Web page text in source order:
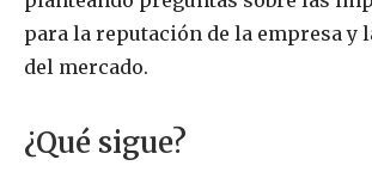
para la reputación de la empresa y
del mercado.
¿Qué sigue?